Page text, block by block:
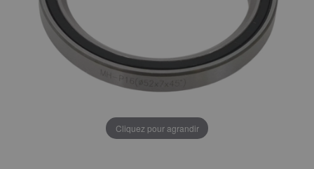
Cliquez pour agrandir